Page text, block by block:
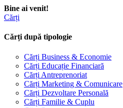
Bine ai venit!
Cărți
Cărți după tipologie
Cărți Business & Economie
Cărți Educație Financiară
Cărți Antreprenoriat
Cărți Marketing & Comunicare
Cărți Dezvoltare Personală
Cărți Familie & Cuplu